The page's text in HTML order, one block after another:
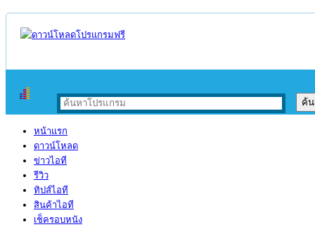
หน้าแรก
ดาวน์โหลด
ข่าวไอที
รีวิว
ทิปส์ไอที
สินค้าไอที
เช็ครอบหนัง